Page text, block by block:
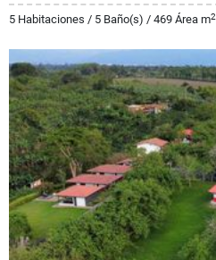
5 Habitaciones / 5 Baño(s) / 469 Área m2